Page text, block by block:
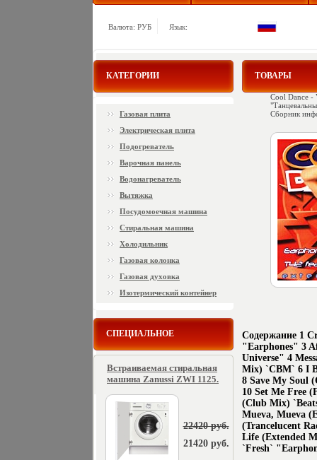
Валюта: РУБ Язык:
КАТЕГОРИИ
Газовая плита
Электрическая плита
Подогреватель
Варочная панель
Водонагреватель
Вытяжка
Посудомоечная машина
Стиральная машина
Холодильник
Газовая колонка
Газовая духовка
Изотермический контейнер
СПЕЦИАЛЬНОЕ
Встраиваемая стиральная
машина Zanussi ZWI 1125.
22420 руб.
21420 руб.
ТОВАРЫ
Cool Dance -
Сборник
Содержание 1
"Earphones" 3
Universe" 4
Mix) `CBM` 6 I
8 Save My Soul
10 Set Me Free
(Club Mix)
Mueva, Mueva
(Trancelucent
Life (Extended
`Fresh`